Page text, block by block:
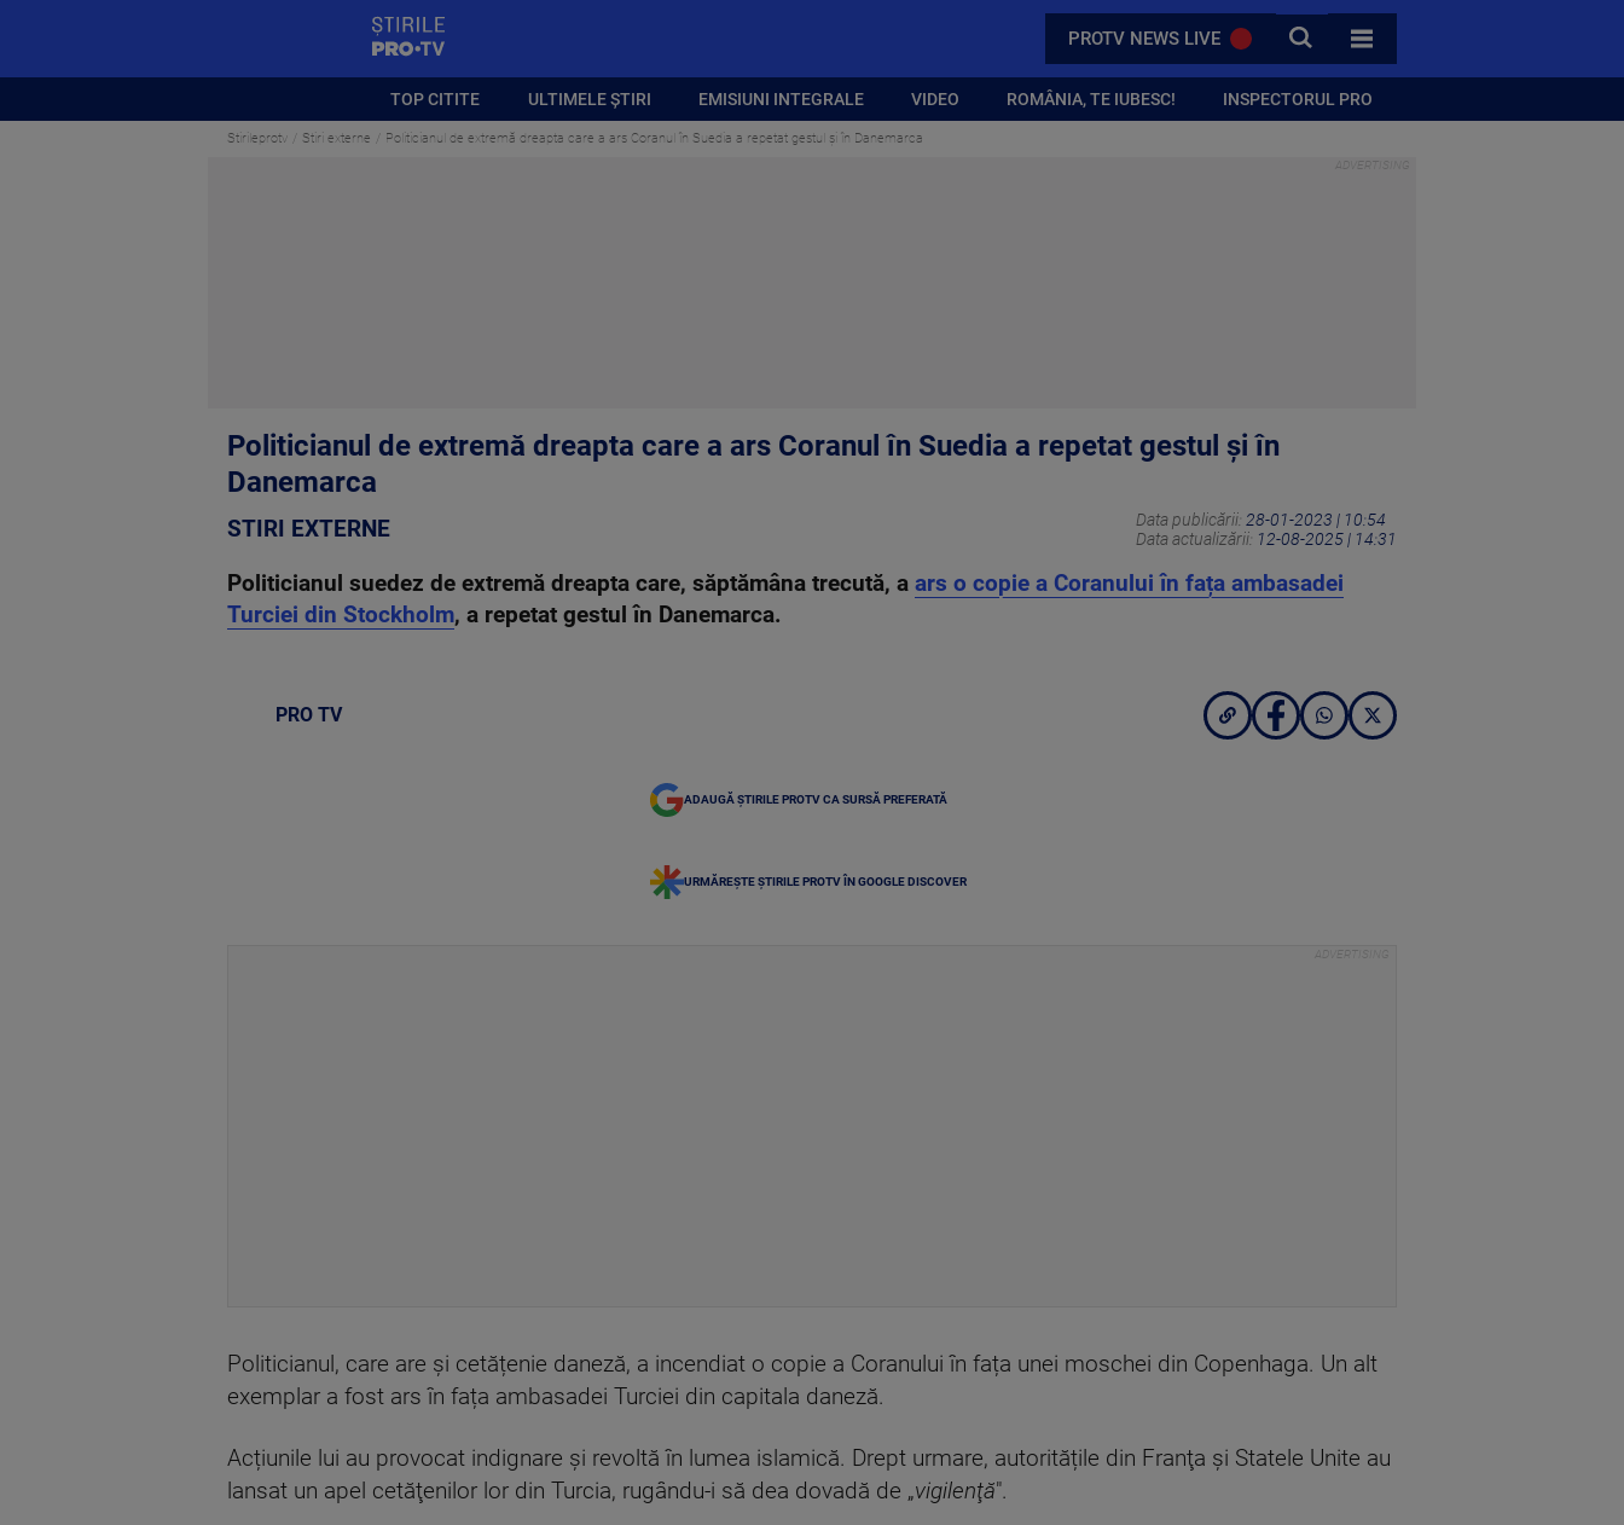
PROTV NEWS LIVE CAUTA
TOATE CATEGORIILE
TOP CITITE ULTIMELE ȘTIRI EMISIUNI INTEGRALE VIDEO ROMÂNIA, TE IUBESC! INSPECTORUL PRO
Stirileprotv Stiri externe Politicianul de extremă dreapta care a ars Coranul în Suedia a repetat gestul și în Danemarca
Politicianul de extremă dreapta care a ars Coranul în Suedia a repetat gestul și în
Danemarca
STIRI EXTERNE Data publicării: 28-01-2023 | 10:54
Data actualizării: 12-08-2025 | 14:31
Politicianul suedez de extremă dreapta care, săptămâna trecută, a ars o copie a Coranului în fața ambasadei
Turciei din Stockholm, a repetat gestul în Danemarca.
PRO TV
ADAUGĂ ȘTIRILE PROTV CA SURSĂ PREFERATĂ
URMĂREȘTE ȘTIRILE PROTV ÎN GOOGLE DISCOVER
Politicianul, care are și cetățenie daneză, a incendiat o copie a Coranului în fața unei moschei din Copenhaga. Un alt
exemplar a fost ars în fața ambasadei Turciei din capitala daneză.
Acțiunile lui au provocat indignare și revoltă în lumea islamică. Drept urmare, autoritățile din Franţa şi Statele Unite au
lansat un apel cetăţenilor lor din Turcia, rugându-i să dea dovadă de „vigilenţă".